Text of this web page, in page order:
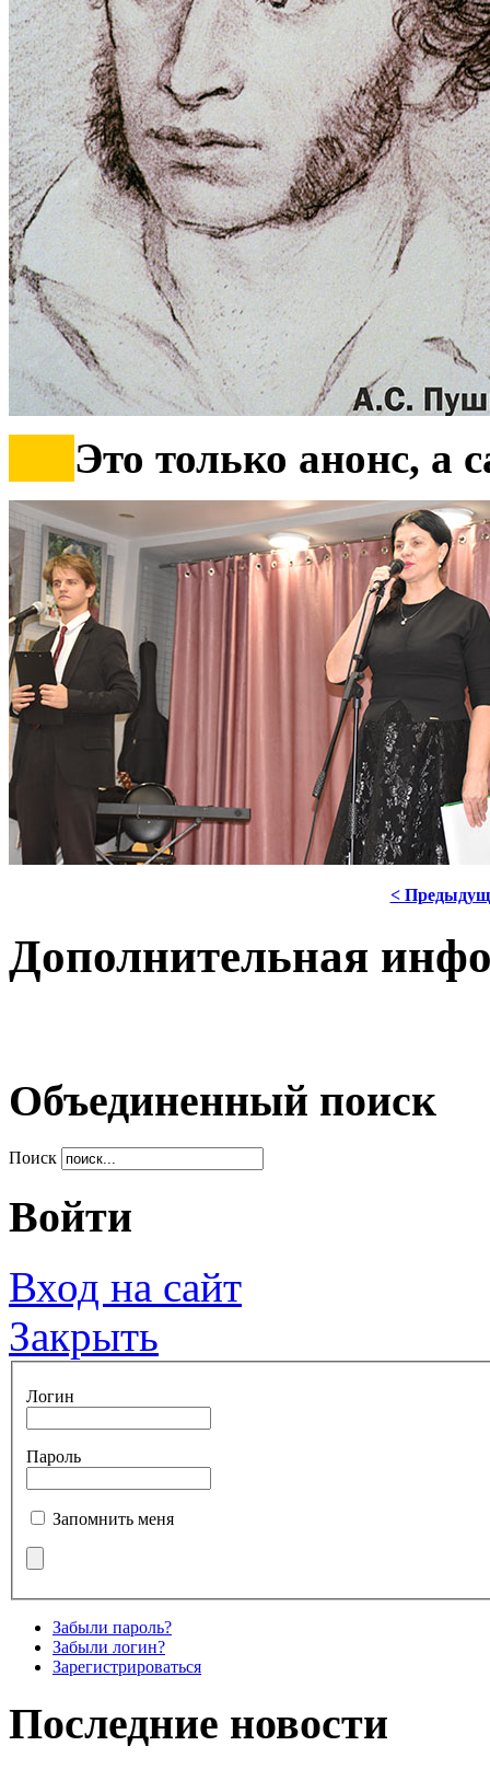
Это только анонс, а
<
Дополнительная
Объединенный поиск
Поиск
Войти
Вход на сайт
Закрыть
Логин
Пароль
Запомнить меня
Забыли пароль?
Забыли логин?
Зарегистрироваться
Последние новости